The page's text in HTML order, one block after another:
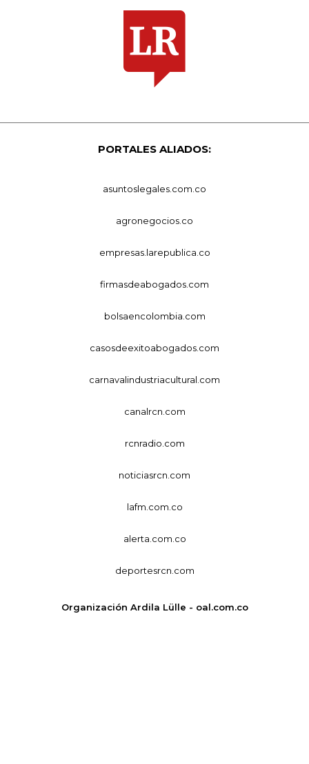
PORTALES ALIADOS:
asuntoslegales.com.co
agronegocios.co
empresas.larepublica.co
firmasdeabogados.com
bolsaencolombia.com
casosdeexitoabogados.com
carnavalindustriacultural.com
canalrcn.com
rcnradio.com
noticiasrcn.com
lafm.com.co
alerta.com.co
deportesrcn.com
Organización Ardila Lülle - oal.com.co